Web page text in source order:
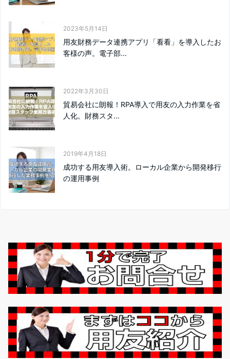
2023年5月14日
用友財務データ連携アプリ「看看」を導入したお
客様の声。電子部...
2022年3月30日
貿易会社に朗報！RPA導入で用友の入力作業を省
人化。財務スタ...
2019年4月18日
成功する用友導入術。ローカル企業から開発移行
の運用事例